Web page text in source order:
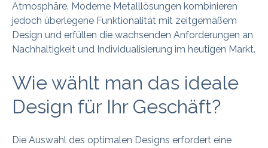
Atmosphäre. Moderne Metalllösungen kombinieren
jedoch überlegene Funktionalität mit zeitgemäßem
Design und erfüllen die wachsenden Anforderungen an
Nachhaltigkeit und Individualisierung im heutigen Markt.
Wie wählt man das ideale
Design für Ihr Geschäft?
Die Auswahl des optimalen Designs erfordert eine